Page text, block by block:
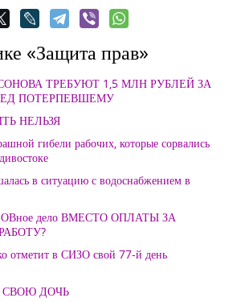
«Защита прав»
ТРЕБУЮТ 1,5 МЛН РУБЛЕЙ ЗА
ПОТЕРПЕВШЕМУ
НЕЛЬЗЯ
гибели рабочих, которые сорвались
в ситуацию с водоснабжением в
дело ВМЕСТО ОПЛАТЫ ЗА
отметит в СИЗО свой 77-й день
СВОЮ ДОЧЬ